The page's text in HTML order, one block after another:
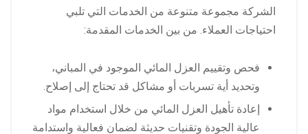
الشركة مجموعة متنوعة من الخدمات التي تلبي
احتياجات العملاء. من بين الخدمات المقدمة:
فحص وتقييم العزل المائي الموجود في المباني،
وتحديد أية تسربات أو مشاكل قد تحتاج إلى إصلاح.
إعادة تأهيل العزل المائي من خلال استخدام مواد
عالية الجودة وتقنيات حديثة لضمان فعالية واستدامة